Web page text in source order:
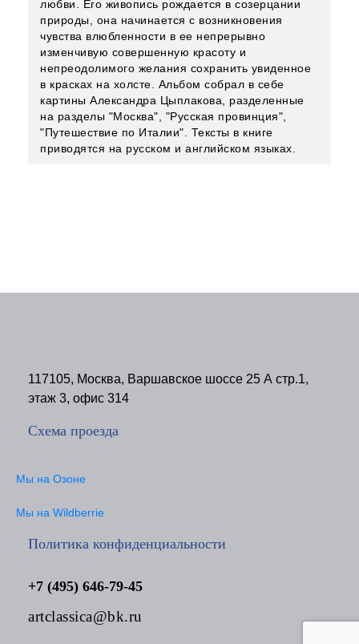
любви. Его живопись рождается в созерцании
природы, она начинается с возникновения
чувства влюбленности в ее непрерывно
изменчивую совершенную красоту и
непреодолимого желания сохранить увиденное
в красках на холсте. Альбом собрал в себе
картины Александра Цыплакова, разделенные
на разделы "Москва", "Русская провинция",
"Путешествие по Италии". Тексты в книге
приводятся на русском и английском языках.
117105, Москва, Варшавское шоссе 25 А стр.1,
этаж 3, офис 314
Схема проезда
Мы на Озоне
Мы на Wildberrie
Политика конфиденциальности
+7 (495) 646-79-45
artclassica@bk.ru